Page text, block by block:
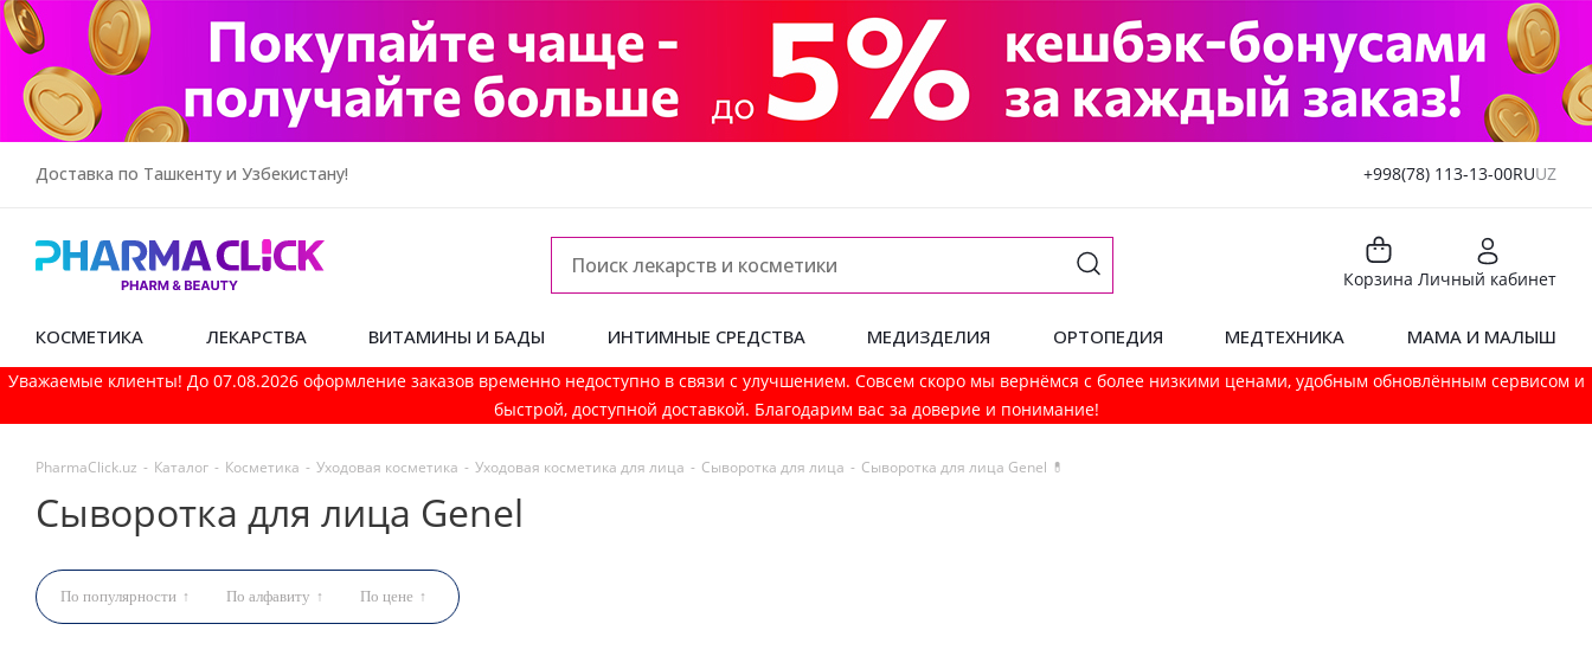
Доставка по Ташкенту и Узбекистану! +998(78) 113-13-00RUUZ
Корзина Личный кабинет
КОСМЕТИКА ЛЕКАРСТВА ВИТАМИНЫ И БАДЫ ИНТИМНЫЕ СРЕДСТВА МЕДИЗДЕЛИЯ ОРТОПЕДИЯ МЕДТЕХНИКА МАМА И МАЛЫШ
Уважаемые клиенты! До 07.08.2026 оформление заказов временно недоступно в связи с улучшением. Совсем скоро мы вернёмся с более низкими ценами, удобным обновлённым сервисом и
быстрой, доступной доставкой. Благодарим вас за доверие и понимание!
PharmaСlick.uz - Каталог - Косметика - Уходовая косметика - Уходовая косметика для лица - Сыворотка для лица - Сыворотка для лица Genel 💊
Сыворотка для лица Genel
По популярности По алфавиту По цене